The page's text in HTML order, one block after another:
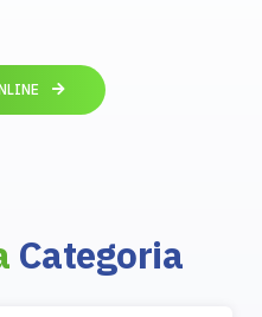
Categoria